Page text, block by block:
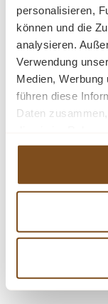
personalisieren,
können und die
analysieren.
Verwendung
Medien,
führen diese
Daten
haben.
Abmessungen:
• Sitzhöhe: 46 cm
• Gewicht: 22 kg
• Material:
Die QUANTUM
Ideal für kreative
Arrangements im